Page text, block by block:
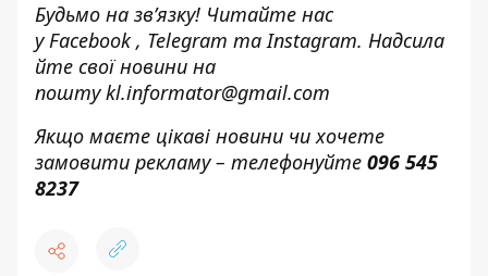
Будьмо на зв’язку! Читайте нас
уFacebook, Telegram таInstagram. Надсила
йте свої новини на
поштуkl.informator@gmail.com
Якщо маєте цікаві новини чи хочете
замовити рекламу – телефонуйте 096 545
8237